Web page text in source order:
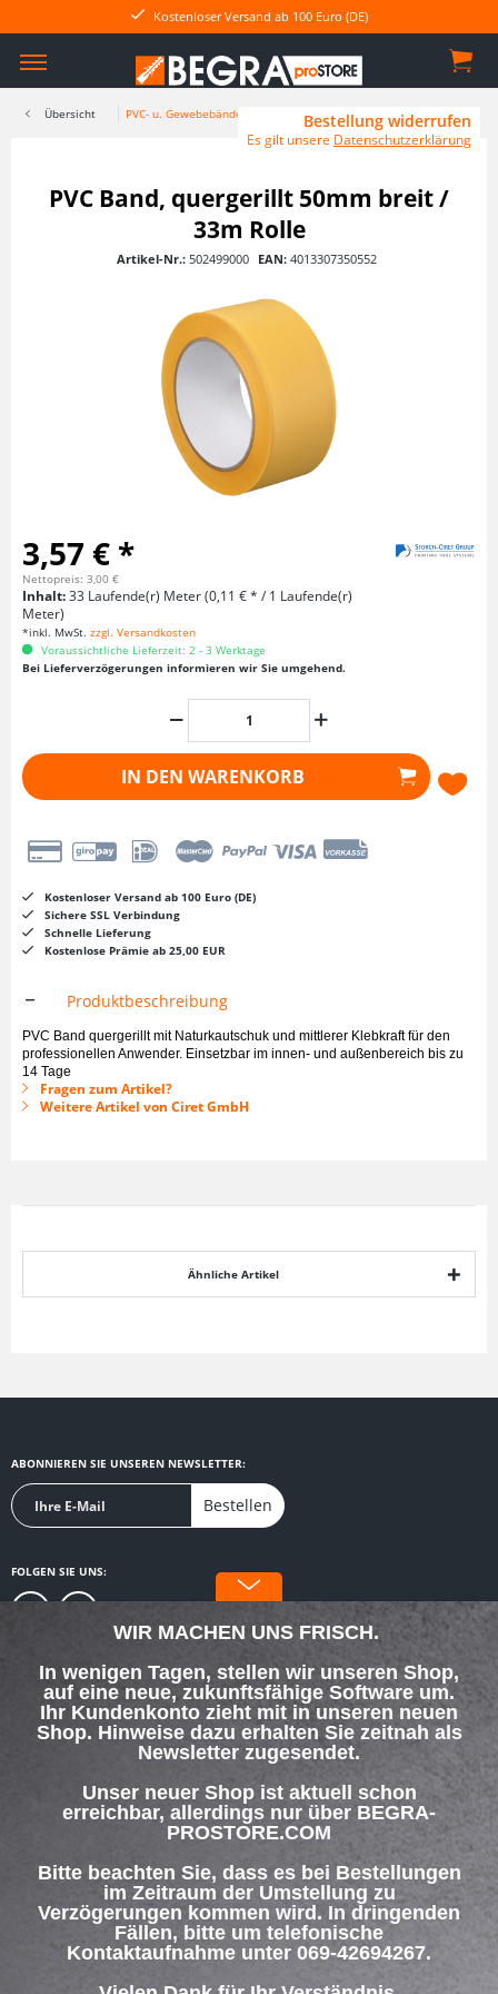
Kostenloser Versand ab 100 Euro (DE)
Übersicht PVC- u. Gewebebänder
PVC Band, quergerillt 50mm breit /
33m Rolle
Artikel-Nr.: 502499000 EAN: 4013307350552
3,57 € *
Nettopreis: 3,00 €
Inhalt:33 Laufende(r) Meter (0,11 € * / 1 Laufende(r)
Meter)
*inkl. MwSt. zzgl. Versandkosten
Voraussichtliche Lieferzeit: 2 - 3 Werktage
Bei Lieferverzögerungen informieren wir Sie umgehend.
IN DEN WARENKORB
Kostenloser Versand ab 100 Euro (DE)
Sichere SSL Verbindung
Schnelle Lieferung
Kostenlose Prämie ab 25,00 EUR
Produktbeschreibung
PVC Band quergerillt mit Naturkautschuk und mittlerer Klebkraft für den
professionellen Anwender. Einsetzbar im innen- und außenbereich bis zu
14 Tage
Fragen zum Artikel?
Weitere Artikel von Ciret GmbH
Ähnliche Artikel
ABONNIEREN SIE UNSEREN NEWSLETTER:
Bestellen
FOLGEN SIE UNS:
WIR MACHEN UNS FRISCH.
In wenigen Tagen, stellen wir unseren Shop,
auf eine neue, zukunftsfähige Software um.
Ihr Kundenkonto zieht mit in unseren neuen
Shop. Hinweise dazu erhalten Sie zeitnah als
Newsletter zugesendet.
Unser neuer Shop ist aktuell schon
erreichbar, allerdings nur über BEGRA-
PROSTORE.COM
Bitte beachten Sie, dass es bei Bestellungen
im Zeitraum der Umstellung zu
Verzögerungen kommen wird. In dringenden
Fällen, bitte um telefonische
Kontaktaufnahme unter 069-42694267.
SERVICE HOTLINE
INFORMATIONEN
Über uns Hilfe / Support Kontakt
Versand und Zahlungsbedingungen Widerrufsrecht Datenschutz
AGB Impressum
Bestellung widerrufen
Es gilt unsere Datenschutzerklärung